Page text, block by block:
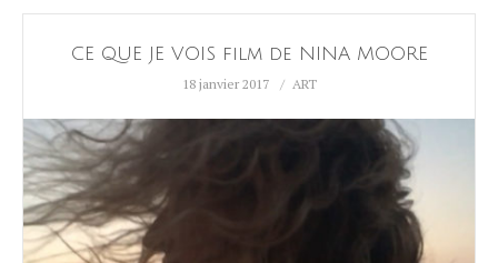
CE QUE JE VOIS film de NINA MOORE
18 janvier 2017 ART